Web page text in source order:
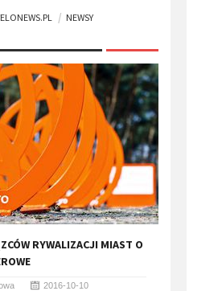
NEWSY
RYWALIZACJI MIAST O
2016-10-10